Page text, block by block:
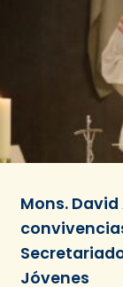
Mons.
Jóvenes